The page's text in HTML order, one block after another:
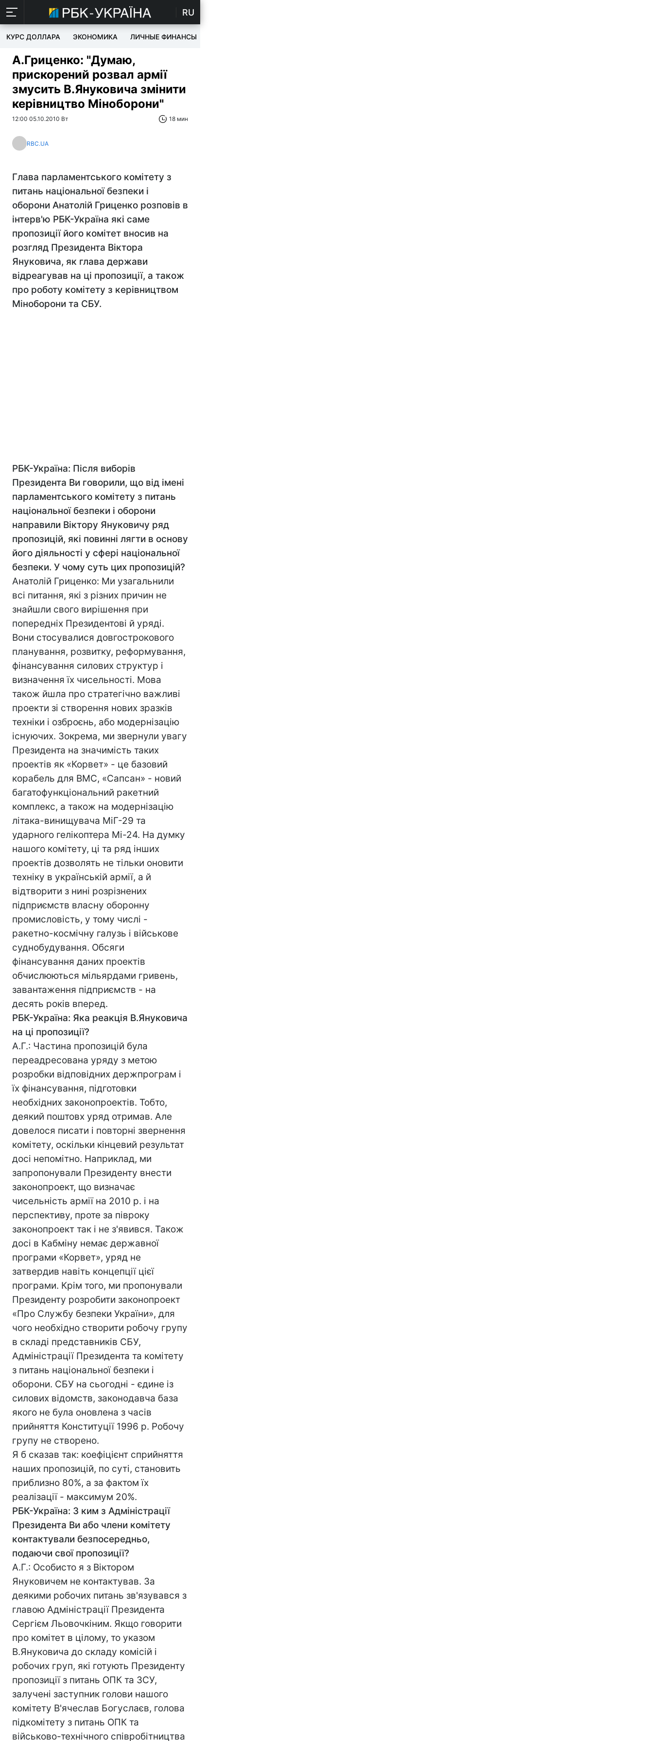
RU
КУРС ДОЛЛАРА ЭКОНОМИКА ЛИЧНЫЕ ФИНАНСЫ
А.Гриценко: "Думаю,
прискорений розвал армії
змусить В.Януковича змінити
керівництво Міноборони"
12:00 05.10.2010 Вт 18 мин
RBC.UA
Глава парламентського комітету з
питань національної безпеки і
оборони Анатолій Гриценко розповів в
інтерв'ю РБК-Україна які саме
пропозиції його комітет вносив на
розгляд Президента Віктора
Януковича, як глава держави
відреагував на ці пропозиції, а також
про роботу комітету з керівництвом
Міноборони та СБУ.
РБК-Україна: Після виборів
Президента Ви говорили, що від імені
парламентського комітету з питань
національної безпеки і оборони
направили Віктору Януковичу ряд
пропозицій, які повинні лягти в основу
його діяльності у сфері національної
безпеки. У чому суть цих пропозицій?
Анатолій Гриценко: Ми узагальнили
всі питання, які з різних причин не
знайшли свого вирішення при
попередніх Президентові й уряді.
Вони стосувалися довгострокового
планування, розвитку, реформування,
фінансування силових структур і
визначення їх чисельності. Мова
також йшла про стратегічно важливі
проекти зі створення нових зразків
техніки і озброєнь, або модернізацію
існуючих. Зокрема, ми звернули увагу
Президента на значимість таких
проектів як «Корвет» - це базовий
корабель для ВМС, «Сапсан» - новий
багатофункціональний ракетний
комплекс, а також на модернізацію
літака-винищувача МіГ-29 та
ударного гелікоптера Мі-24. На думку
нашого комітету, ці та ряд інших
проектів дозволять не тільки оновити
техніку в українській армії, а й
відтворити з нині розрізнених
підприємств власну оборонну
промисловість, у тому числі -
ракетно-космічну галузь і військове
суднобудування. Обсяги
фінансування даних проектів
обчислюються мільярдами гривень,
завантаження підприємств - на
десять років вперед.
РБК-Україна: Яка реакція В.Януковича
на ці пропозиції?
А.Г.: Частина пропозицій була
переадресована уряду з метою
розробки відповідних держпрограм і
їх фінансування, підготовки
необхідних законопроектів. Тобто,
деякий поштовх уряд отримав. Але
довелося писати і повторні звернення
комітету, оскільки кінцевий результат
досі непомітно. Наприклад, ми
запропонували Президенту внести
законопроект, що визначає
чисельність армії на 2010 р. і на
перспективу, проте за півроку
законопроект так і не з'явився. Також
досі в Кабміну немає державної
програми «Корвет», уряд не
затвердив навіть концепції цієї
програми. Крім того, ми пропонували
Президенту розробити законопроект
«Про Службу безпеки України», для
чого необхідно створити робочу групу
в складі представників СБУ,
Адміністрації Президента та комітету
з питань національної безпеки і
оборони. СБУ на сьогодні - єдине із
силових відомств, законодавча база
якого не була оновлена з часів
прийняття Конституції 1996 р. Робочу
групу не створено.
Я б сказав так: коефіцієнт сприйняття
наших пропозицій, по суті, становить
приблизно 80%, а за фактом їх
реалізації - максимум 20%.
РБК-Україна: З ким з Адміністрації
Президента Ви або члени комітету
контактували безпосередньо,
подаючи свої пропозиції?
А.Г.: Особисто я з Віктором
Януковичем не контактував. За
деякими робочих питань зв'язувався з
главою Адміністрації Президента
Сергієм Льовочкіним. Якщо говорити
про комітет в цілому, то указом
В.Януковича до складу комісій і
робочих груп, які готують Президенту
пропозиції з питань ОПК та ЗСУ,
залучені заступник голови нашого
комітету В'ячеслав Богуслаєв, голова
підкомітету з питань ОПК та
військово-технічного співробітництва